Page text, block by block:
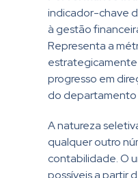
indicador-chave
à gestão
Representa a
progresso em
do departamento
A natureza
qualquer outro
contabilidade. O
possíveis a partir